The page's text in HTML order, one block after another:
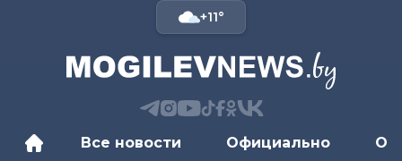
+11°
Все новости Официально